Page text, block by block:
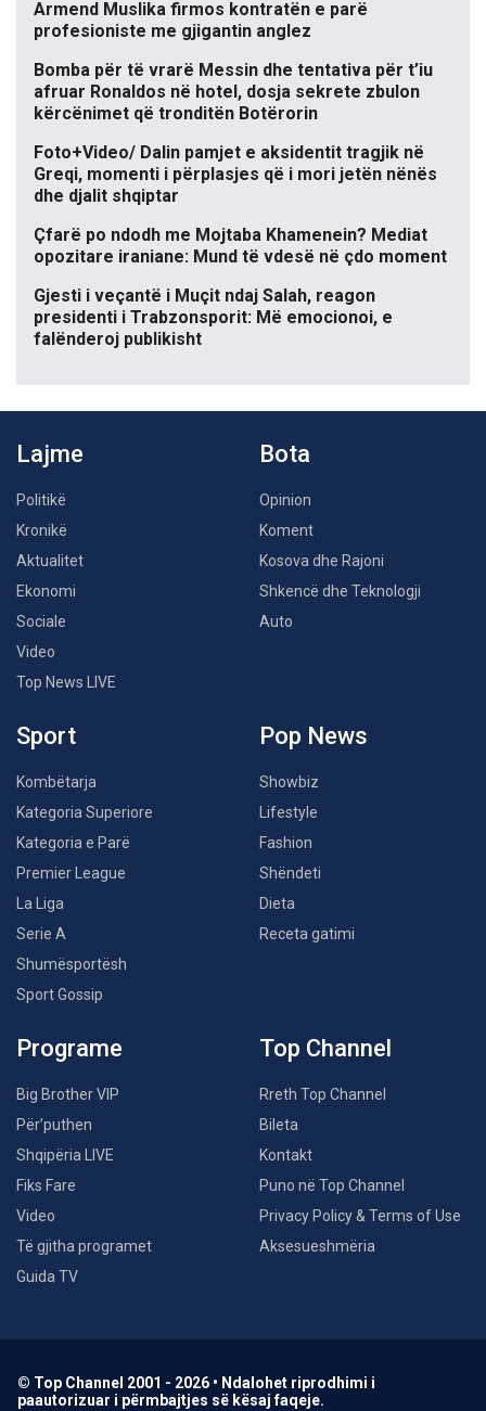
Armend Muslika firmos kontratën e parë
profesioniste me gjigantin anglez
Bomba për të vrarë Messin dhe tentativa për t’iu
afruar Ronaldos në hotel, dosja sekrete zbulon
kërcënimet që tronditën Botërorin
Foto+Video/ Dalin pamjet e aksidentit tragjik në
Greqi, momenti i përplasjes që i mori jetën nënës
dhe djalit shqiptar
Çfarë po ndodh me Mojtaba Khamenein? Mediat
opozitare iraniane: Mund të vdesë në çdo moment
Gjesti i veçantë i Muçit ndaj Salah, reagon
presidenti i Trabzonsporit: Më emocionoi, e
falënderoj publikisht
Lajme
Politikë
Kronikë
Aktualitet
Ekonomi
Sociale
Video
Top News LIVE
Bota
Opinion
Koment
Kosova dhe Rajoni
Shkencë dhe Teknologji
Auto
Sport
Kombëtarja
Kategoria Superiore
Kategoria e Parë
Premier League
La Liga
Serie A
Shumësportësh
Sport Gossip
Pop News
Showbiz
Lifestyle
Fashion
Shëndeti
Dieta
Receta gatimi
Programe
Big Brother VIP
Për’puthen
Shqipëria LIVE
Fiks Fare
Video
Të gjitha programet
Guida TV
Top Channel
Rreth Top Channel
Bileta
Kontakt
Puno në Top Channel
Privacy Policy & Terms of Use
Aksesueshmëria
© Top Channel 2001 - 2026 • Ndalohet riprodhimi i
paautorizuar i përmbajtjes së kësaj faqeje.